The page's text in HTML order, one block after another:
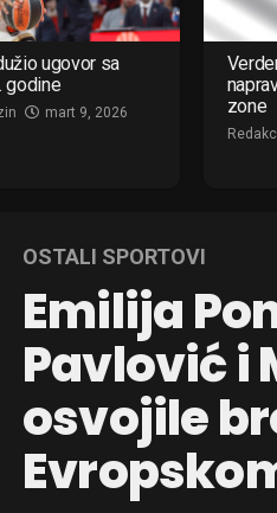
ugovor sa
godine
mart 9, 2026
zone
OSTALI SPORTOVI
Emilija
Pavlović i
osvojile